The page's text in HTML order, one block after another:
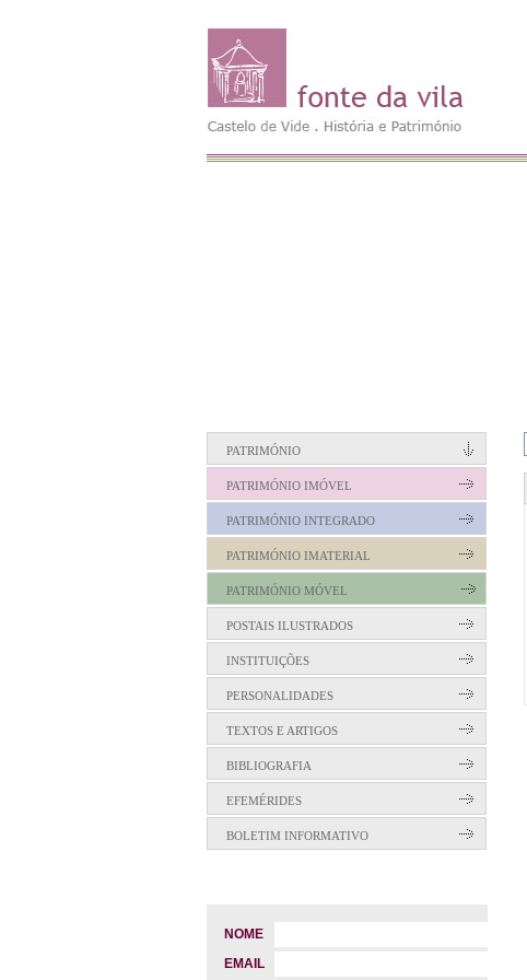
PATRIMÓNIO
PATRIMÓNIO IMÓVEL
PATRIMÓNIO INTEGRADO
PATRIMÓNIO IMATERIAL
PATRIMÓNIO MÓVEL
POSTAIS ILUSTRADOS
INSTITUIÇÕES
PERSONALIDADES
TEXTOS E ARTIGOS
BIBLIOGRAFIA
EFEMÉRIDES
BOLETIM INFORMATIVO
NOME
EMAIL